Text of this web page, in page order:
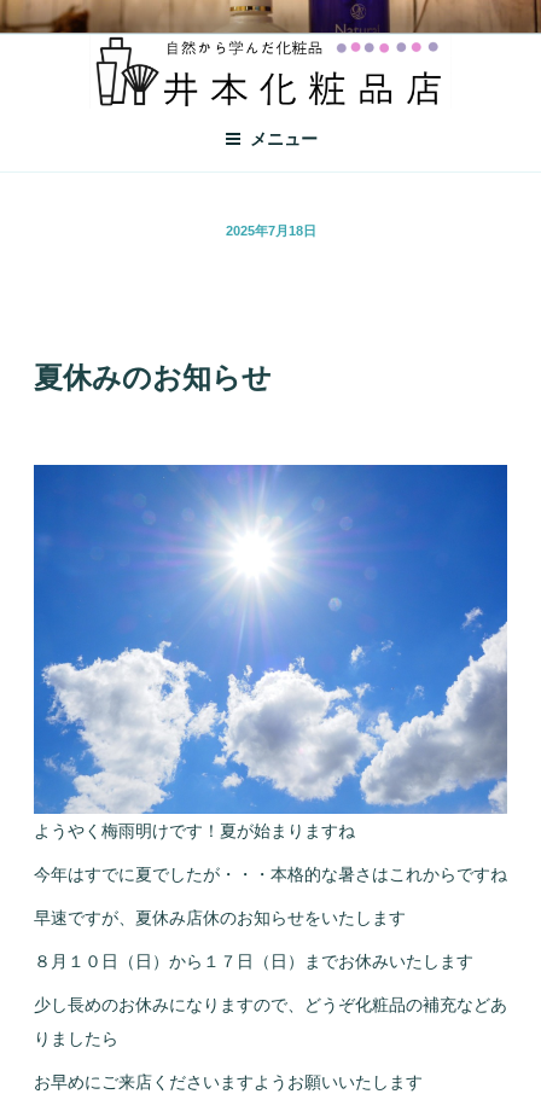
井本化粧品店
自然から学んだ化粧品
メニュー
2025年7月18日
夏休みのお知らせ
ようやく梅雨明けです！夏が始まりますね
今年はすでに夏でしたが・・・本格的な暑さはこれからですね
早速ですが、夏休み店休のお知らせをいたします
８月１０日（日）から１７日（日）までお休みいたします
少し長めのお休みになりますので、どうぞ化粧品の補充などあ
りましたら
お早めにご来店くださいますようお願いいたします